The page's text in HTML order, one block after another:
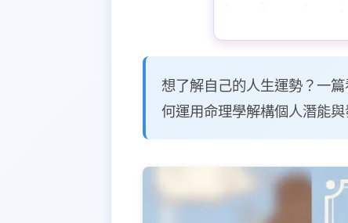
想了解自己的人生運勢？一
何運用命理學解構個人潛能